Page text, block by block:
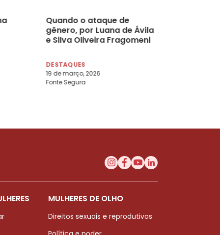
Quando o ataque de
gênero, por Luana de Ávila
e Silva Oliveira Fragomeni
DESTAQUES
19 de março, 2026
Fonte Segura
MULHERES DE OLHO
Direitos sexuais e reprodutivos